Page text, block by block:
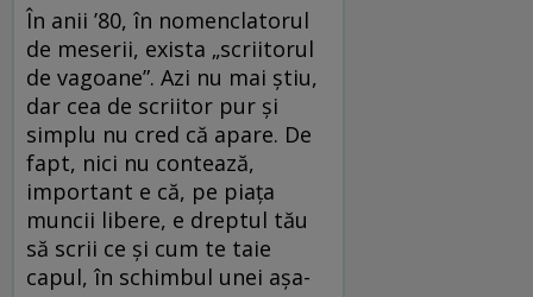
În anii ’80, în nomenclatorul
de meserii, exista „scriitorul
de vagoane”. Azi nu mai știu,
dar cea de scriitor pur și
simplu nu cred că apare. De
fapt, nici nu contează,
important e că, pe piața
muncii libere, e dreptul tău
să scrii ce și cum te taie
capul, în schimbul unei așa-